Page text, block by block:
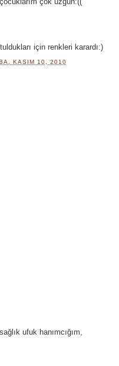
için renkleri karardı:)
KASIM 10, 2010
ufuk hanımcığım,